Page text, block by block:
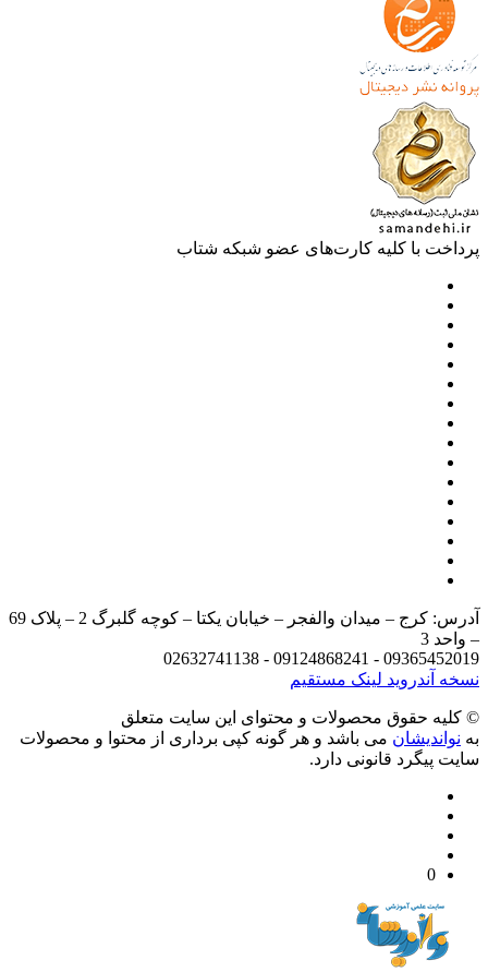
با کلیه کارت‌های عضو شبکه شتاب
آدرس: کرج – میدان والفجر – خیابان یکتا – کوچه گلبرگ 2 – پلاک 69
3
09365452019 - 09124868241 -
آندرویدلینک مستقیم
حقوق محصولات و محتوای اين سایت متعلق
می باشد و هر گونه کپی برداری از محتوا و محصولات
پیگرد قانونی دارد.